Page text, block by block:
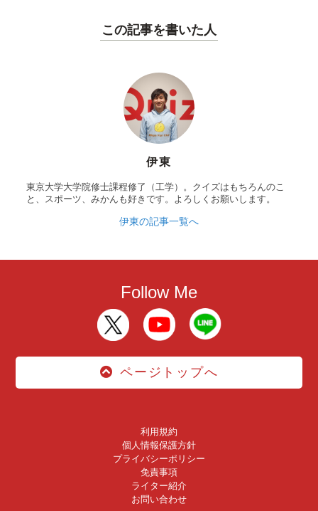
この記事を書いた人
伊東
東京大学大学院修士課程修了（工学）。クイズはもちろんのこ
と、スポーツ、みかんも好きです。よろしくお願いします。
伊東の記事一覧へ
Follow Me
ページトップへ
利用規約
個人情報保護方針
プライバシーポリシー
免責事項
ライター紹介
お問い合わせ